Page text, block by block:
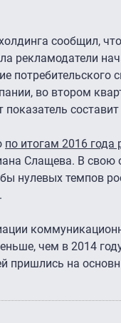
сообщил,
рекламодатели
потребительского
во втором
составит
по итогам 2016 года
Слащева. В свою
нулевых темпов
чем в 2014
пришлись на